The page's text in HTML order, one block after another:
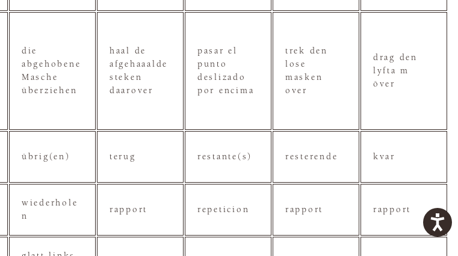
die
abgehobene
Masche
überziehen
haal de
afgehaaalde
steken
daarover
pasar el
punto
deslizado
por encima
trek den
lose
masken
over
drag den
lyfta m
över
übrig(en) terug restante(s) resterende kvar
wiederhole
n
rapport repeticion rapport rapport